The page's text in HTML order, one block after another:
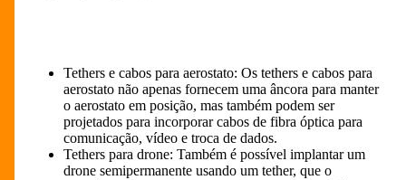
Tethers e cabos para aerostato: Os tethers e cabos para
aerostato não apenas fornecem uma âncora para manter
o aerostato em posição, mas também podem ser
projetados para incorporar cabos de fibra óptica para
comunicação, vídeo e troca de dados.
Tethers para drone: Também é possível implantar um
drone semipermanente usando um tether, que o